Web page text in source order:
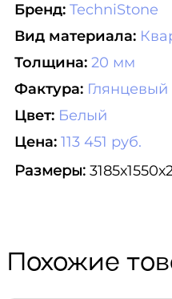
Бренд: TechniStone
Вид материала:
Толщина: 20 мм
Фактура: Глянцевый
Цвет: Белый
Цена: 113 451 руб.
Размеры:
Похожие